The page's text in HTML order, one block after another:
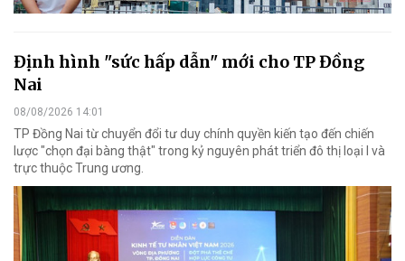
Định hình "sức hấp dẫn" mới cho TP Đồng
Nai
08/08/2026 14:01
TP Đồng Nai từ chuyển đổi tư duy chính quyền kiến tạo đến chiến
lược "chọn đại bàng thật" trong kỷ nguyên phát triển đô thị loại I và
trực thuộc Trung ương.